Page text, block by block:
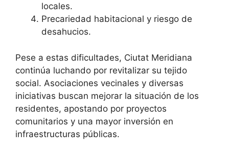
locales.
Precariedad habitacional y riesgo de
desahucios.
Pese a estas dificultades, Ciutat Meridiana
continúa luchando por revitalizar su tejido
social. Asociaciones vecinales y diversas
iniciativas buscan mejorar la situación de los
residentes, apostando por proyectos
comunitarios y una mayor inversión en
infraestructuras públicas.